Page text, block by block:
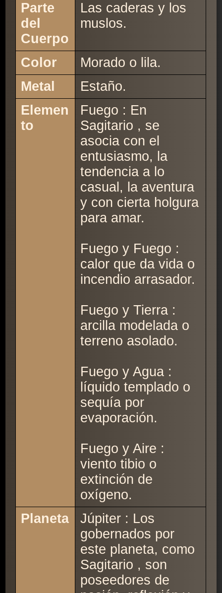
Parte
del
Cuerpo
Las caderas y los
muslos.
Color
Morado o lila.
Metal
Estaño.
Elemen
to
Fuego : En
Sagitario , se
asocia con el
entusiasmo, la
tendencia a lo
casual, la aventura
y con cierta holgura
para amar.
Fuego y Fuego :
calor que da vida o
incendio arrasador.
Fuego y Tierra :
arcilla modelada o
terreno asolado.
Fuego y Agua :
líquido templado o
sequía por
evaporación.
Fuego y Aire :
viento tibio o
extinción de
oxígeno.
Planeta
Júpiter : Los
gobernados por
este planeta, como
Sagitario , son
poseedores de